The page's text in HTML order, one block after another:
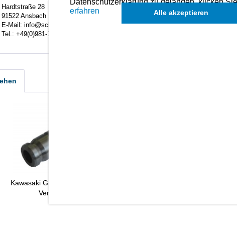
28
17554
Kawasaki GPZ750 UT Einlass-
Ventilführung
erfahren
Alle akzeptieren